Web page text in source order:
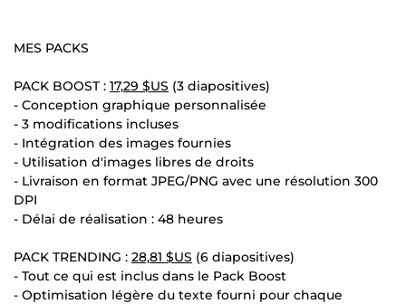
MES PACKS
PACK BOOST : 17,29 $US (3 diapositives)
- Conception graphique personnalisée
- 3 modifications incluses
- Intégration des images fournies
- Utilisation d'images libres de droits
- Livraison en format JPEG/PNG avec une résolution 300
DPI
- Délai de réalisation : 48 heures
PACK TRENDING : 28,81 $US (6 diapositives)
- Tout ce qui est inclus dans le Pack Boost
- Optimisation légère du texte fourni pour chaque